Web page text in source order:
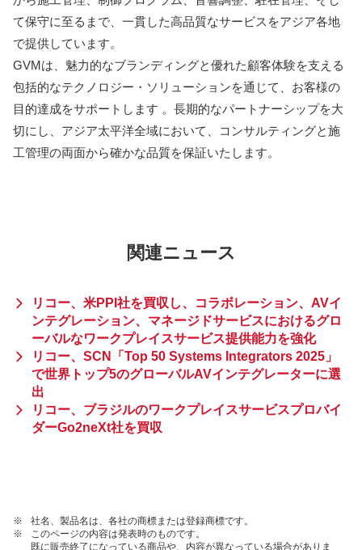
て保守に至るまで、一貫した高品質なサービスをアジア各地
で提供しています。
GVMは、魅力的なブランディングと優れた顧客体験を支える
包括的なテクノロジー・ソリューションを通じて、お客様の
目的達成をサポートします 。長期的なパートナーシップを大
切にし、アジア太平洋全域において、コンサルティングと施
工管理の両面から確かな品質を保証いたします。
関連ニュース
リコー、米PPI社を買収し、コラボレーション、AVイ
ンテグレーション、マネージドサービスにおけるグロ
ーバルなワークプレイスサービス提供能力を強化
リコー、SCN「Top 50 Systems Integrators 2025」
で世界トップ5のグローバルAVインテグレーターに選
出
リコー、ブラジルのワークプレイスサービスプロバイ
ダーGo2neXt社を買収
※
社名、製品名は、各社の商標または登録商標です。
※
このページの内容は発表時のものです。
既に販売終了になっている商品や、内容が異なっている場合がありま